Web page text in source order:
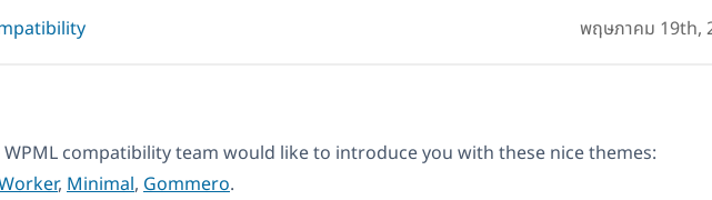
พฤษภาคม 19th,
compatibility team would like to introduce you with these nice themes:
, Minimal, Gommero.